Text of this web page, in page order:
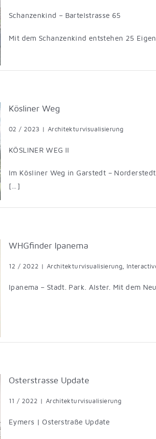
Schanzenkind – Bartelstrasse 65
Mit dem Schanzenkind entstehen 25
Kösliner Weg
02 / 2023 | Architekturvisualisierung
KÖSLINER WEG II
Im Kösliner Weg in Garstedt –
[…]
WHGfinder Ipanema
12 / 2022 | Architekturvisualisierung,
Ipanema – Stadt. Park. Alster. Mit dem
Osterstrasse Update
11 / 2022 | Architekturvisualisierung
Eymers | Osterstraße Update